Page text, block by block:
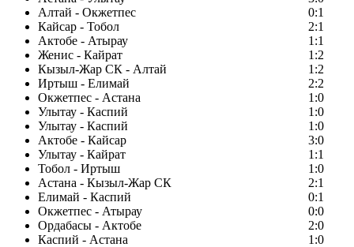
Алтай - Окжетпес
0:1
Кайсар - Тобол
2:1
Актобе - Атырау
1:1
Женис - Кайрат
1:2
Кызыл-Жар СК - Алтай
1:2
Иртыш - Елимай
2:2
Окжетпес - Астана
1:0
Улытау - Каспий
1:0
Улытау - Каспий
1:0
Актобе - Кайсар
3:0
Улытау - Кайрат
1:1
Тобол - Иртыш
1:0
Астана - Кызыл-Жар СК
2:1
Елимай - Каспий
0:1
Окжетпес - Атырау
0:0
Ордабасы - Актобе
2:0
Каспий - Астана
1:0